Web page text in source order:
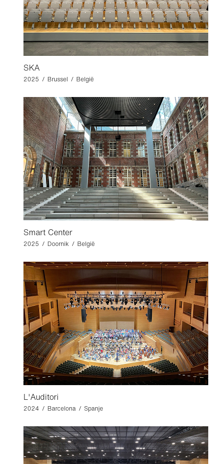
SKA
2025 / Brussel / België
Smart Center
2025 / Doornik / België
L'Auditori
2024 / Barcelona / Spanje